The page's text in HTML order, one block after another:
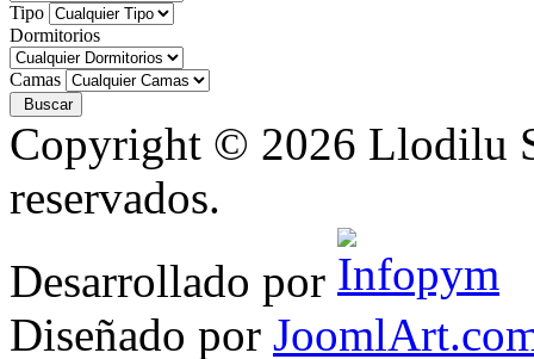
Tipo
Dormitorios
Camas
Copyright © 2026 Llodilu
reservados.
Desarrollado por
Diseñado por